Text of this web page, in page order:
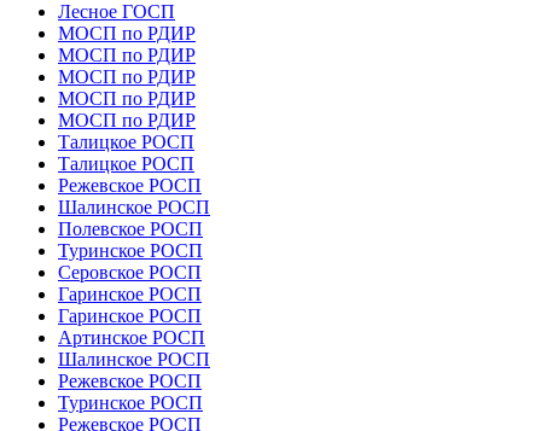
Лесное ГОСП
МОСП по РДИР
МОСП по РДИР
МОСП по РДИР
МОСП по РДИР
МОСП по РДИР
Талицкое РОСП
Талицкое РОСП
Режевское РОСП
Шалинское РОСП
Полевское РОСП
Туринское РОСП
Серовское РОСП
Гаринское РОСП
Гаринское РОСП
Артинское РОСП
Шалинское РОСП
Режевское РОСП
Туринское РОСП
Режевское РОСП